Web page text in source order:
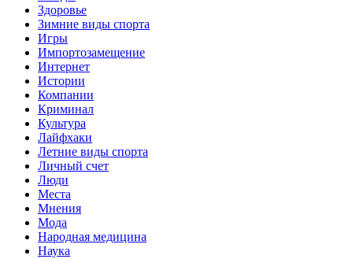
Здоровье
Зимние виды спорта
Игры
Импортозамещение
Интернет
Истории
Компании
Криминал
Культура
Лайфхаки
Летние виды спорта
Личный счет
Люди
Места
Мнения
Мода
Народная медицина
Наука